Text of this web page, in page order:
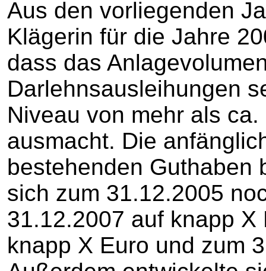
Aus den vorliegenden
Klägerin für die Jahre
dass das
Darlehnsausleihungen
Niveau von mehr als
ausmacht. Die
bestehenden Guthaben
sich zum 31.12.2005
31.12.2007 auf knapp
knapp X Euro und zum